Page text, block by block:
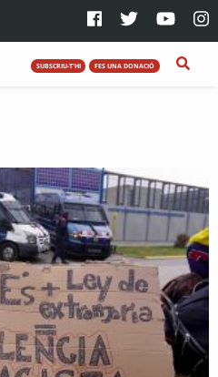
SUBSCRIU-T'HI FES UNA DONACIÓ